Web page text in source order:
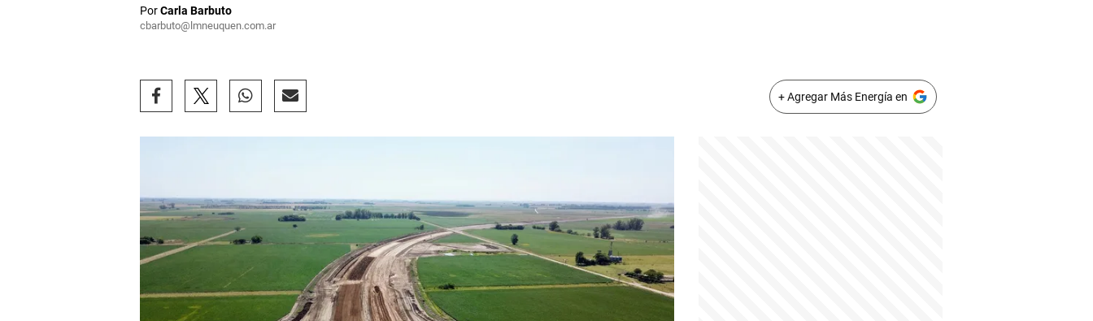
PorCarla Barbuto
cbarbuto@lmneuquen.com.ar
+ Agregar Más Energía en